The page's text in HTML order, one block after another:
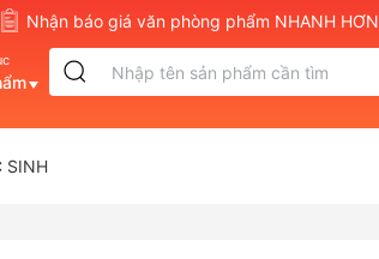
Nhận báo giá văn phòng phẩm NHANH HƠN
SINH